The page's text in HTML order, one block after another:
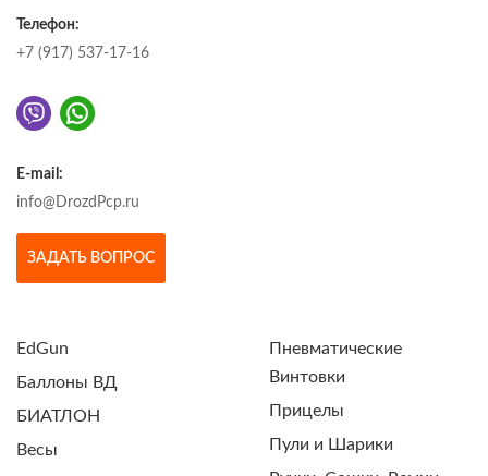
Телефон:
+7 (917) 537-17-16
E-mail:
info@DrozdPcp.ru
ЗАДАТЬ ВОПРОС
EdGun
Баллоны ВД
БИАТЛОН
Весы
Пневматические
Винтовки
Прицелы
Пули и Шарики